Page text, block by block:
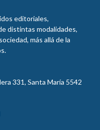
más allá de la